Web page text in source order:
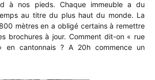
à nos pieds. Chaque immeuble a du
au titre du plus haut du monde. La
mètres en a obligé certains à remettre
brochures à jour. Comment dit-on « rue
en cantonnais ? A 20h commence un